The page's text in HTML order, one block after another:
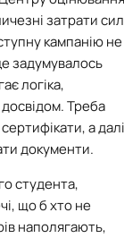
затрати сил
кампанію не
задумувалось
логіка,
Треба
а далі
документи.
студента,
що б хто не
наполягають,